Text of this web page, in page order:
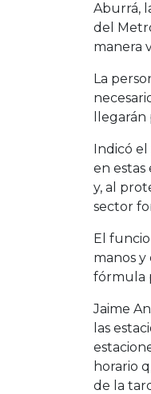
Aburrá,
del
manera
La
Indicó el
en estas
y, al
sector
El
manos y
fórmula
Jaime
las
horario
de la